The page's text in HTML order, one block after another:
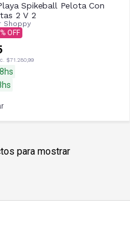
Spikeball Pelota Con
2 V 2
Shoppy
$71.280,99
para mostrar